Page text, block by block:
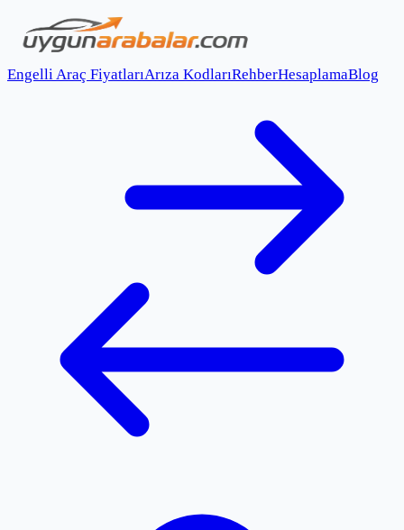
Engelli Araç FiyatlarıArıza KodlarıRehberHesaplamaBlog